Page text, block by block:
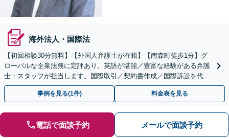
海外法人・国際法
【初回相談30分無料】【外国人弁護士が在籍】【南森町徒歩1分】グ
ローバルな企業法務に定評あり。英語が堪能／豊富な経験がある弁護
士・スタッフが担当します。国際取引／契約書作成／国際訴訟を代
行。外国人労働者を雇用した企業ご相談ください。
事例を見る(1件) 料金表を見る
電話で面談予約 メールで面談予約